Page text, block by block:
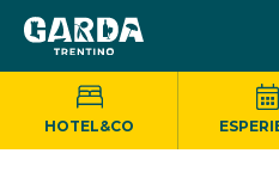
HOTEL&CO